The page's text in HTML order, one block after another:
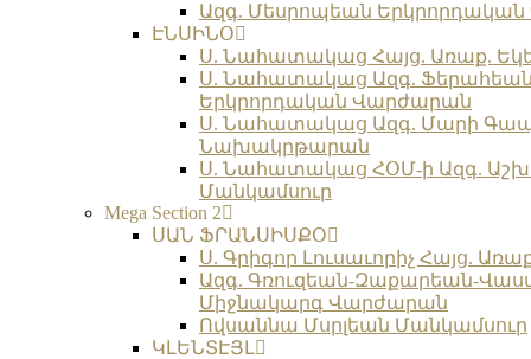
Ազգ. Մեսրոպեան
ԷՆՍԻՆՕ
Ս. Նահատակաց Հայց. Առաք.
Ս. Նահատակաց Ազգ.
Երկրորդական Վարժարան
Ս. Նահատակաց Ազգ. Մարի
Նախակրթարան
Ս. Նահատակաց ՀՕՄ-ի Ազգ.
Մանկամսուր
Mega Section 2
ՍԱՆ ՖՐԱՆՍԻՍՔՕ
Ս. Գրիգոր Լուսաւորիչ Հայց.
Ազգ. Գռուզեան-Զաքարեան-
Միջնակարգ Վարժարան
Ովսաննա Մսրլեան Մանկամսուր
ԿԼԵՆՏԷՅԼ